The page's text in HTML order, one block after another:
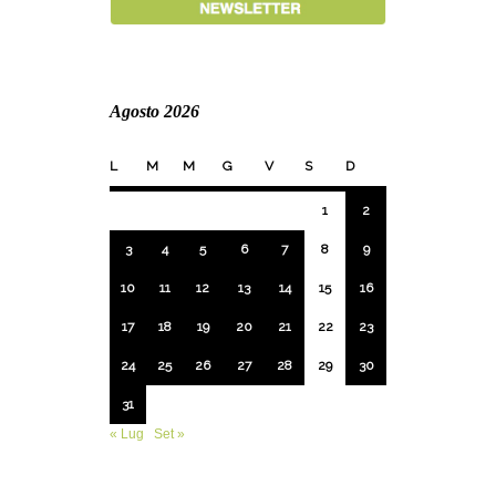
Agosto 2026
L M M G V S D
1 2
3 4 5 6 7 8 9
10 11 12 13 14 15 16
17 18 19 20 21 22 23
24 25 26 27 28 29 30
31
« Lug
Set »